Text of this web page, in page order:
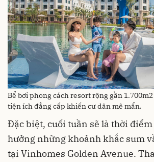
Bể bơi phong cách resort rộng gần
tiện ích đẳng cấp khiến cư dân mê mẩn.
Đặc biệt, cuối tuần sẽ là thời
hưởng những khoảnh khắc sum
tại Vinhomes Golden Avenue.